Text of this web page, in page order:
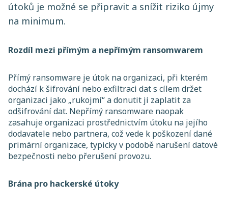
útoků je možné se připravit a snížit riziko újmy
na minimum.
Rozdíl mezi přímým a nepřímým ransomwarem
Přímý ransomware je útok na organizaci, při kterém
dochází k šifrování nebo exfiltraci dat s cílem držet
organizaci jako „rukojmí“ a donutit ji zaplatit za
odšifrování dat. Nepřímý ransomware naopak
zasahuje organizaci prostřednictvím útoku na jejího
dodavatele nebo partnera, což vede k poškození dané
primární organizace, typicky v podobě narušení datové
bezpečnosti nebo přerušení provozu.
Brána pro hackerské útoky